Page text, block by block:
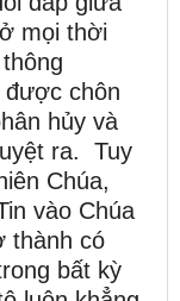
mọi thời
chôn
hủy và
ra. Tuy
Chúa,
vào Chúa
thành có
bất kỳ